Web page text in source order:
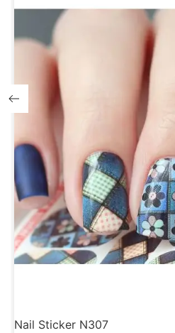
Nail Sticker N307